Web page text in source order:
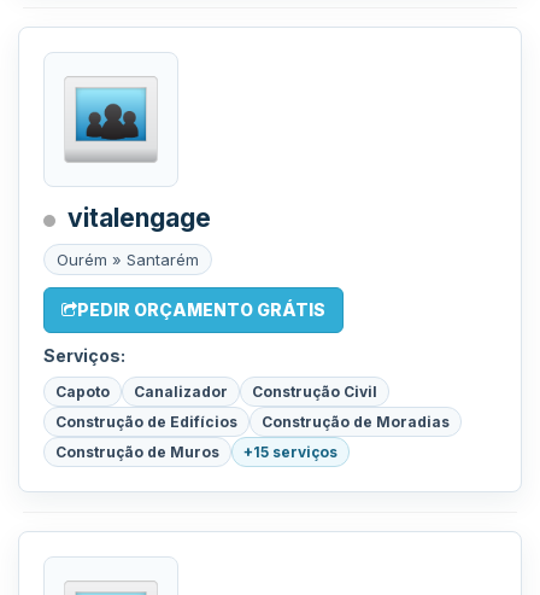
vitalengage
Ourém » Santarém
PEDIR ORÇAMENTO GRÁTIS
Serviços:
Capoto Canalizador
Construção Civil
Construção de Edifícios
Construção de Moradias
Construção de Muros
+15 serviços